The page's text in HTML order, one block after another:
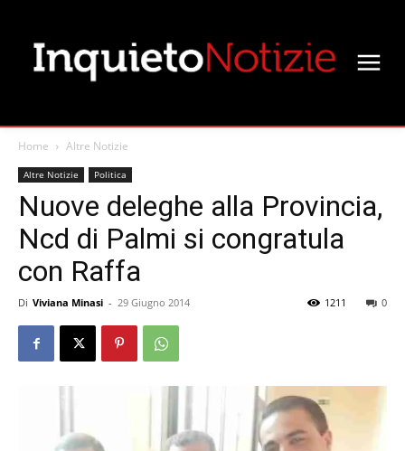
Home Altre Notizie
Altre Notizie Politica
Nuove deleghe alla Provincia,
Ncd di Palmi si congratula
con Raffa
Di Viviana Minasi - 29 Giugno 2014 0
1211